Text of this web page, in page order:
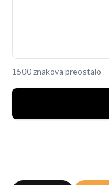
1500 znakova preostalo